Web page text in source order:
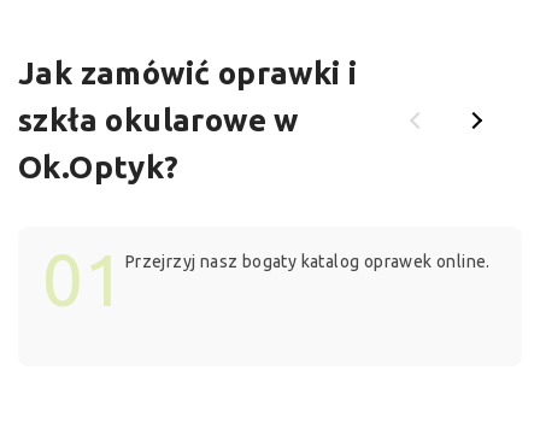
Jak zamówić oprawki i
szkła okularowe w
Ok.Optyk?
01 Przejrzyj nasz bogaty katalog oprawek online.